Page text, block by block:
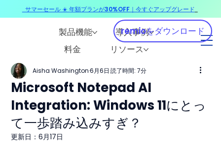
製品機能
導入事例
料金
リソース
remioをダウンロード
Microsoft Notepad AI
Integration: Windows 11にとっ
て一歩踏み込みすぎ？
Aisha Washington 6月6日 読了時間: 7分
更新日：6月17日
サマーセール ☀️ 年額プランが30%OFF｜今すぐアップグレード